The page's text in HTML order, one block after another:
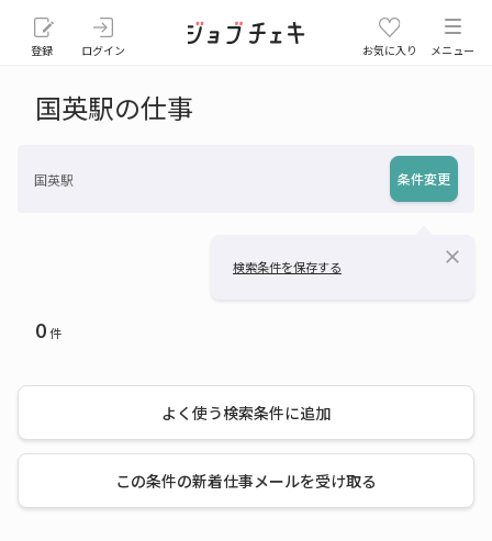
登録 ログイン お気に入り メニュー
国英駅の仕事
国英駅 条件変更
検索条件を保存する close
0件
よく使う検索条件に追加
この条件の新着仕事メールを受け取る